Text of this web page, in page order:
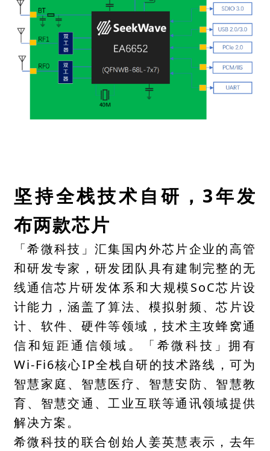
坚持全栈技术自研，3年发
布两款芯片
「希微科技」汇集国内外芯片企业的高管
和研发专家，研发团队具有建制完整的无
线通信芯片研发体系和大规模SoC芯片设
计能力，涵盖了算法、模拟射频、芯片设
计、软件、硬件等领域，技术主攻蜂窝通
信和短距通信领域。「希微科技」拥有
Wi-Fi6核心IP全栈自研的技术路线，可为
智慧家庭、智慧医疗、智慧安防、智慧教
育、智慧交通、工业互联等通讯领域提供
解决方案。
希微科技的联合创始人姜英慧表示，去年